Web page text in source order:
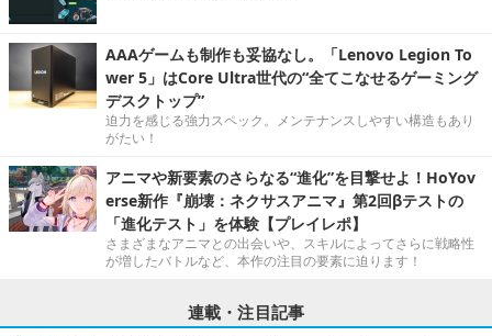
AAAゲームも制作も妥協なし。「Lenovo Legion To
wer 5」はCore Ultra世代の“全てこなせるゲーミング
デスクトップ”
迫力を感じる強力スペック。メンテナンスしやすい構造もあり
がたい！
アニマや新要素のさらなる“進化”を目撃せよ！HoYov
erse新作『崩壊：ネクサスアニマ』第2回βテストの
「進化テスト」を体験【プレイレポ】
さまざまなアニマとの出会いや、スキルによってさらに戦略性
が増したバトルなど、本作の注目の要素に迫ります！
連載・注目記事